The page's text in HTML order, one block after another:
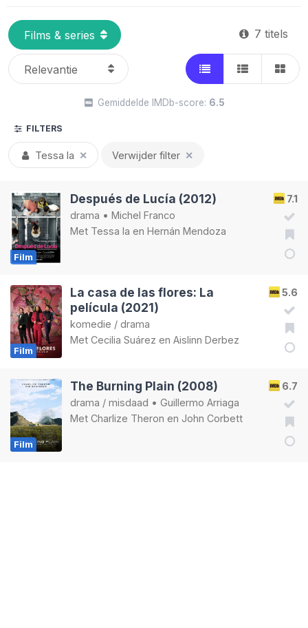
7 titels
Gemiddelde IMDb-score: 6.5
FILTERS
Tessa Ia ✕ Verwijder filter ✕
Film
7.1
Después de Lucía (2012)
drama • Michel Franco
Met Tessa Ia en Hernán Mendoza
Film
5.6
La casa de las flores: La
película (2021)
komedie / drama
Met Cecilia Suárez en Aislinn Derbez
Film
6.7
The Burning Plain (2008)
drama / misdaad • Guillermo Arriaga
Met Charlize Theron en John Corbett